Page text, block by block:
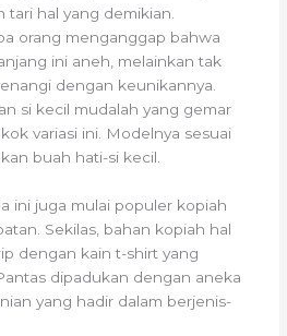
tari hal yang demikian.
orang menganggap bahwa
ini aneh, melainkan tak
dengan keunikannya.
si kecil mudalah yang gemar
variasi ini. Modelnya sesuai
buah hati-si kecil.
ini juga mulai populer kopiah
Sekilas, bahan kopiah hal
dengan kain t-shirt yang
dipadukan dengan aneka
yang hadir dalam berjenis-